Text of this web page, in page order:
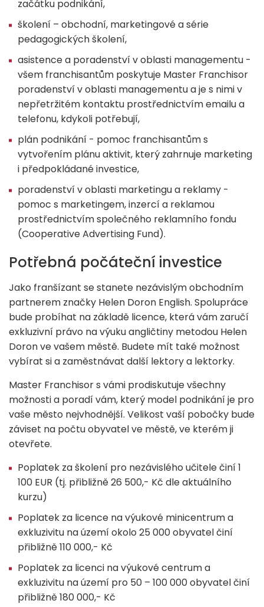
začátku podnikání,
školení – obchodní, marketingové a série
pedagogických školení,
asistence a poradenství v oblasti managementu -
všem franchisantům poskytuje Master Franchisor
poradenství v oblasti managementu a je s nimi v
nepřetržitém kontaktu prostřednictvím emailu a
telefonu, kdykoli potřebují,
plán podnikání - pomoc franchisantům s
vytvořením plánu aktivit, který zahrnuje marketing
i předpokládané investice,
poradenství v oblasti marketingu a reklamy -
pomoc s marketingem, inzercí a reklamou
prostřednictvím společného reklamního fondu
(Cooperative Advertising Fund).
Potřebná počáteční investice
Jako franšízant se stanete nezávislým obchodním
partnerem značky Helen Doron English. Spolupráce
bude probíhat na základě licence, která vám zaručí
exkluzivní právo na výuku angličtiny metodou Helen
Doron ve vašem městě. Budete mít také možnost
vybírat si a zaměstnávat další lektory a lektorky.
Master Franchisor s vámi prodiskutuje všechny
možnosti a poradí vám, který model podnikání je pro
vaše město nejvhodnější. Velikost vaší pobočky bude
záviset na počtu obyvatel ve městě, ve kterém ji
otevřete.
Poplatek za školení pro nezávislého učitele činí 1
100 EUR (tj. přibližně 26 500,- Kč dle aktuálního
kurzu)
Poplatek za licence na výukové minicentrum a
exkluzivitu na území okolo 25 000 obyvatel činí
přibližně 110 000,- Kč
Poplatek za licenci na výukové centrum a
exkluzivitu na území pro 50 – 100 000 obyvatel činí
přibližně 180 000,- Kč